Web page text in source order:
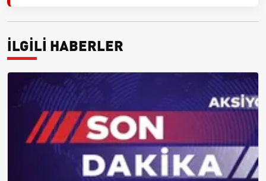
İLGİLİ HABERLER